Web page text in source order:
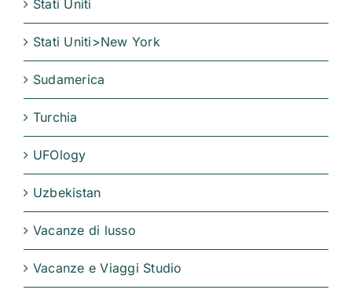
Stati Uniti
Stati Uniti>New York
Sudamerica
Turchia
UFOlogy
Uzbekistan
Vacanze di lusso
Vacanze e Viaggi Studio